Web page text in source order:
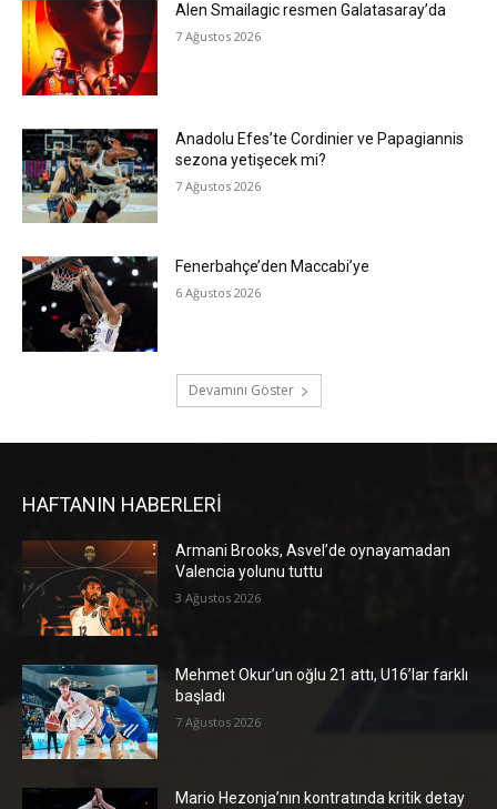
Alen Smailagic resmen Galatasaray’da
7 Ağustos 2026
Anadolu Efes’te Cordinier ve Papagiannis
sezona yetişecek mi?
7 Ağustos 2026
Fenerbahçe’den Maccabi’ye
6 Ağustos 2026
Devamını Göster
HAFTANIN HABERLERİ
Armani Brooks, Asvel’de oynayamadan
Valencia yolunu tuttu
3 Ağustos 2026
Mehmet Okur’un oğlu 21 attı, U16’lar farklı
başladı
7 Ağustos 2026
Mario Hezonja’nın kontratında kritik detay